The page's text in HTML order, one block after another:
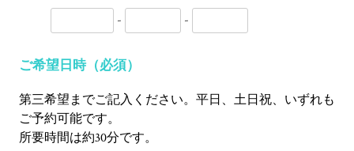
- -
ご希望日時（必須）
第三希望までご記入ください。平日、土日祝、いずれも
ご予約可能です。
所要時間は約30分です。